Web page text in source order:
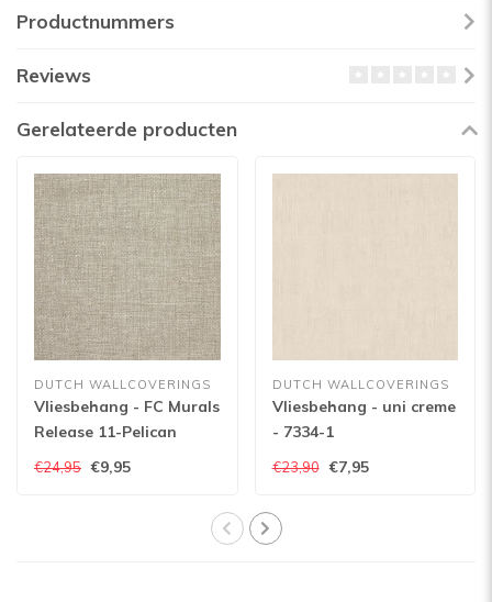
Productnummers
Reviews
Gerelateerde producten
DUTCH WALLCOVERINGS
Vliesbehang - FC Murals
Release 11-Pelican
€24,95 €9,95
DUTCH WALLCOVERINGS
Vliesbehang - uni creme
- 7334-1
€23,90 €7,95